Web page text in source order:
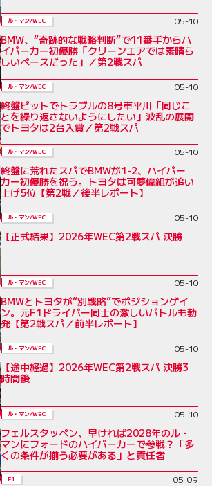
ル・マン/WEC 05-10
BMW、“奇跡的な戦略判断”で11番手からハ
イパーカー初優勝「クリーンエアでは素晴ら
しいペースだった」／第2戦スパ
ル・マン/WEC 05-10
終盤ピットでトラブルの8号車平川「同じこ
とを繰り返さないようにしたい」波乱の展開
でトヨタは2台入賞／第2戦スパ
ル・マン/WEC 05-10
終盤に荒れたスパでBMWが1-2、ハイパー
カー初優勝を祝う。トヨタは可夢偉組が追い
上げ5位【第2戦／後半レポート】
ル・マン/WEC 05-10
【正式結果】2026年WEC第2戦スパ 決勝
ル・マン/WEC 05-10
BMWとトヨタが“別戦略”でポジションゲイ
ン。元F1ドライバー同士の激しいバトルも勃
発【第2戦スパ／前半レポート】
ル・マン/WEC 05-10
【途中経過】2026年WEC第2戦スパ 決勝3
時間後
ル・マン/WEC 05-10
フェルスタッペン、早ければ2028年のル・
マンにフォードのハイパーカーで参戦？「多
くの条件が揃う必要がある」と責任者
F1 05-09